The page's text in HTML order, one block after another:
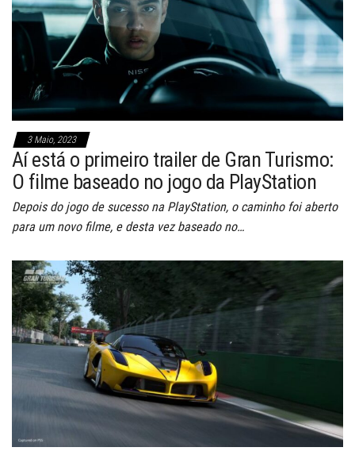
3 Maio, 2023
Aí está o primeiro trailer de Gran Turismo:
O filme baseado no jogo da PlayStation
Depois do jogo de sucesso na PlayStation, o caminho foi aberto
para um novo filme, e desta vez baseado no…